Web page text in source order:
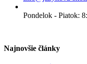
Pondelok - Piatok:
Najnovšie články